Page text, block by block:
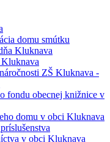
domu smútku
Kluknava
ZŠ Kluknava -
fondu obecnej knižnice v
domu v obci Kluknava
v obci Kluknava